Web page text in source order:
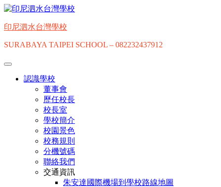
Skip
content
印尼泗水台灣學校
SURABAYA TAIPEI SCHOOL – 082232437912
認識學校
董事會
歷任校長
校長室
學校簡介
校園景色
校務規則
分機號碼
聯絡我們
交通資訊
朱安達國際機場到學校路線地圖